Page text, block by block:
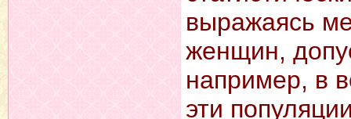
выражаясь
женщин,
например, в
эти